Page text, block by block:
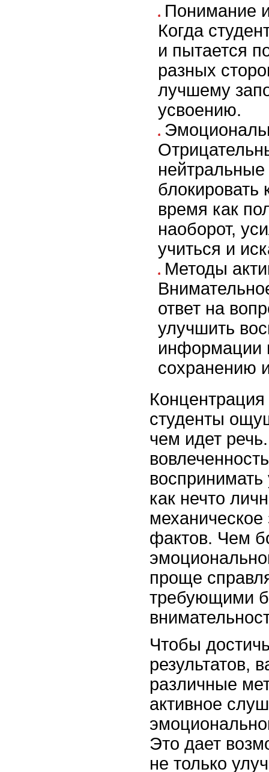
Понимание
Когда
и пытается
разных
лучшему
усвоению.
блокировать
время как
наоборот,
учиться и
Методы
ответ на
улучшить
информации
сохранению
Концентрация
студенты
чем идет
как нечто
фактов. Чем
проще
требующими
Чтобы
результатов,
различные
активное
Это дает
не только